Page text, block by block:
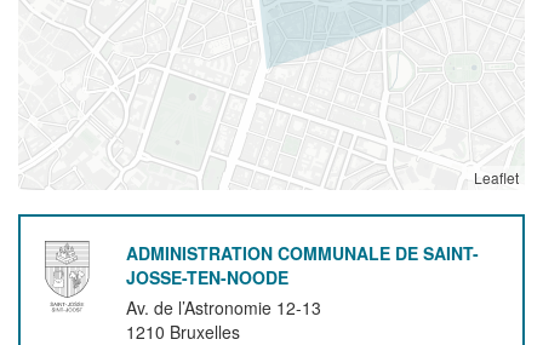
Leaflet
ADMINISTRATION COMMUNALE DE SAINT-
JOSSE-TEN-NOODE
Av. de l’Astronomie 12-13
1210 Bruxelles